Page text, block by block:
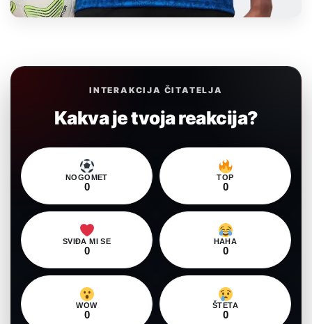
INTERAKCIJA ČITATELJA
Kakva je tvoja reakcija?
NOGOMET
0
TOP
0
SVIĐA MI SE
0
HAHA
0
WOW
0
ŠTETA
0